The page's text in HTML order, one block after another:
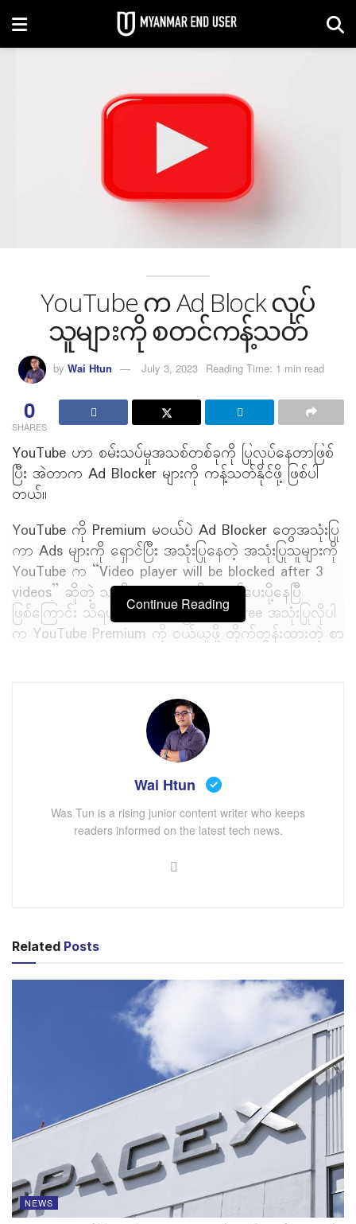
YouTube က Ad Block လုပ်
သူများကို စတင်ကန့်သတ်
by Wai Htun July 3, 2023 Reading Time: 1 min read
0
SHARES
YouTube ဟာ စမ်းသပ်မှုအသစ်တစ်ခုကို ပြုလုပ်နေတာဖြစ်
ပြီး အဲတာက Ad Blocker များကို ကန့်သတ်နိုင်ဖို့ ဖြစ်ပါ
တယ်။
YouTube ကို Premium မဝယ်ပဲ Ad Blocker တွေအသုံးပြု
ကာ Ads များကို ရှောင်ပြီး အသုံးပြုနေတဲ့ အသုံးပြုသူများကို
YouTube က “Video player will be blocked after 3
videos” ဆိုတဲ့ သတိပေးစာတွေကို စတင်ပေးပို့နေပြီ
ဖြစ်ကြောင်း သိရပါတယ်။ ဒါ့အပြင် Ads Free အသုံးပြုလိုပါ
က YouTube Premium ကို ဝယ်ယူဖို့ တိုက်တွန်းထားတဲ့ စာ
violate YouTube’s Terms of Service,” ဆိုတဲ့ သတိပေး
Premium ကို အသုံးပြုဖို့ တိုက်တွန်းထားတာ ပါဝင်မှာ ဖြစ်ပါ
တယ်။ YouTube ရဲ့ ပြောပြချက်အရတော့ ဒါဟာ စမ်းသပ်
နေတာ ဖြစ်ကြောင်း သိရပါတယ်။ အခုလို စတင်စမ်းသပ်နေ
ပြီဖြစ်တာကြောင့် နောက်ပိုင်းမှာ YouTube ကို Ad Blocker
တွေအသုံးပြုပြီး ကြည့်ရှုခွင့်ကို ကန့်သတ်တော့မယ်လို့
အသိပေးတာနဲ့ အတူတူပဲ ဖြစ်ပါတယ်။
Continue Reading
Wai Htun
Was Tun is a rising junior content writer who keeps
readers informed on the latest tech news.
Related Posts
NEWS